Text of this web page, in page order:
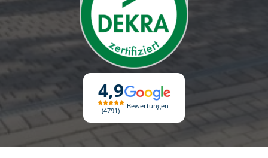
4,9
4791
Bewertungen